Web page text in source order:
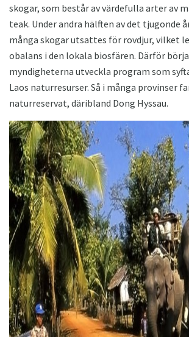
skogar, som består av värdefulla arter av
teak. Under andra hälften av det tjugonde
många skogar utsattes för rovdjur, vilket
obalans i den lokala biosfären. Därför
myndigheterna utveckla program som
Laos naturresurser. Så i många provinser
naturreservat, däribland Dong Hyssau.